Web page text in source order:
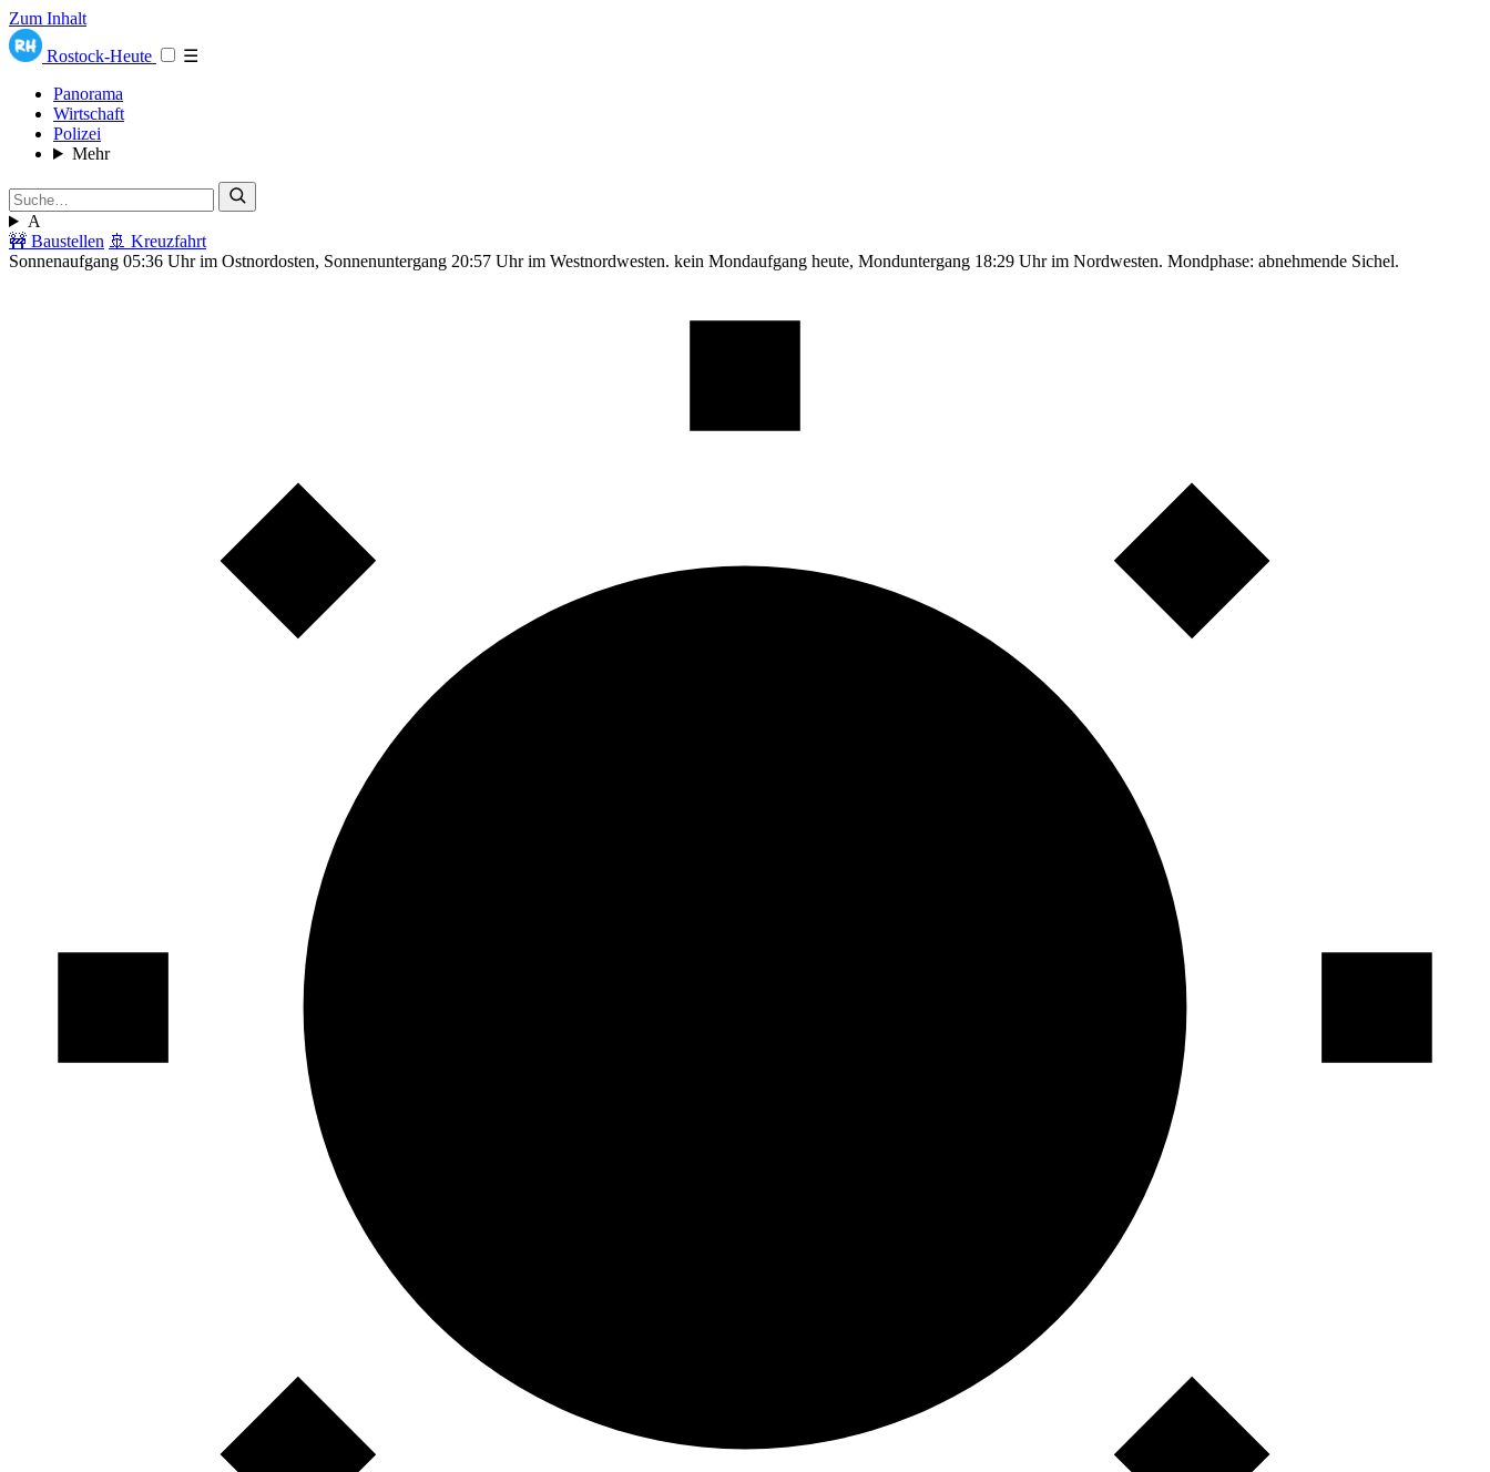
Zum Inhalt
Rostock-Heute
☰
Panorama
Wirtschaft
Polizei
Mehr
A
🚧 Baustellen 🚢 Kreuzfahrt
Sonnenaufgang 05:36 Uhr im Ostnordosten, Sonnenuntergang 20:57 Uhr im Westnordwesten. kein Mondaufgang heute, Monduntergang 18:29 Uhr im Nordwesten. Mondphase: abnehmende Sichel.